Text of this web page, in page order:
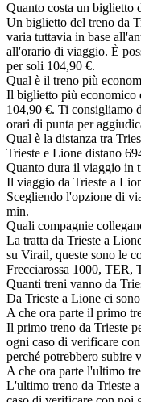
Quanto costa un biglietto
Un biglietto del treno da
varia tuttavia in base
all'orario di viaggio. È
per soli 104,90 €.
Qual è il treno più
Il biglietto più economico
104,90 €. Ti consigliamo
orari di punta per
Qual è la distanza tra
Trieste e Lione distano
Quanto dura il viaggio in
Il viaggio da Trieste a
Scegliendo l'opzione di
min.
Quali compagnie
La tratta da Trieste a
su Virail, queste sono le
Frecciarossa 1000, TER,
Quanti treni vanno da
Da Trieste a Lione ci
A che ora parte il primo
Il primo treno da Trieste
ogni caso di verificare
perché potrebbero subire
A che ora parte l'ultimo
L'ultimo treno da Trieste